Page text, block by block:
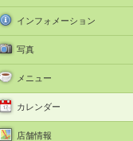
インフォメーション
写真
メニュー
カレンダー
店舗情報